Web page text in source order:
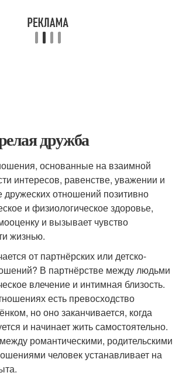
дружба
основанные на взаимной
интересов, равенстве, уважении и
отношений позитивно
и физиологическое здоровье,
и вызывает чувство
жизнью.
от партнёрских или детско-
В партнёрстве между людьми
влечение и интимная близость.
есть превосходство
но оно заканчивается, когда
и начинает жить самостоятельно.
романтическими, родительскими
человек устанавливает на